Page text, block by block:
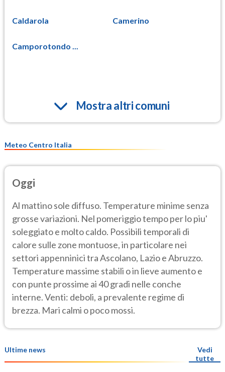
Caldarola Camerino
Camporotondo ...
Mostra altri comuni
Meteo Centro Italia
Oggi
Al mattino sole diffuso. Temperature minime senza
grosse variazioni. Nel pomeriggio tempo per lo piu'
soleggiato e molto caldo. Possibili temporali di
calore sulle zone montuose, in particolare nei
settori appenninici tra Ascolano, Lazio e Abruzzo.
Temperature massime stabili o in lieve aumento e
con punte prossime ai 40 gradi nelle conche
interne. Venti: deboli, a prevalente regime di
brezza. Mari calmi o poco mossi.
Ultime news
Vedi
tutte